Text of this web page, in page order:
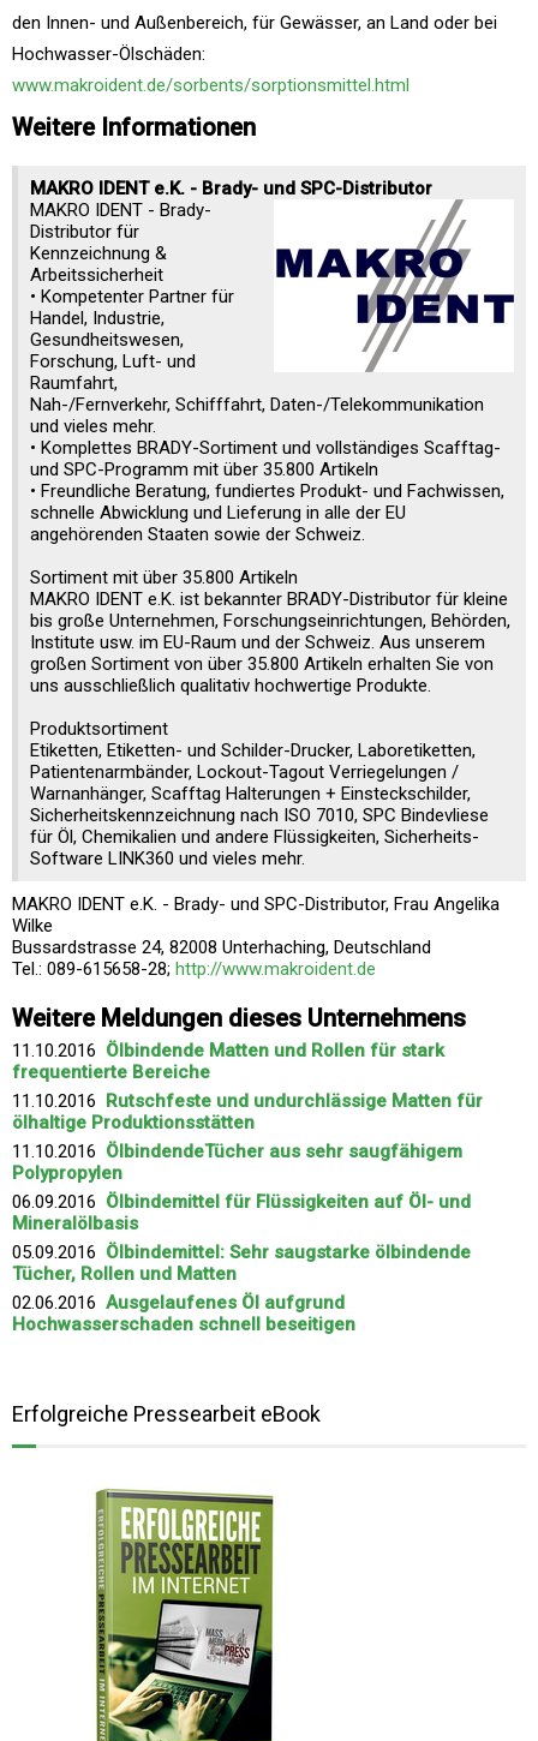
den Innen- und Außenbereich, für Gewässer, an Land oder bei
Hochwasser-Ölschäden:
www.makroident.de/sorbents/sorptionsmittel.html
Weitere Informationen
MAKRO IDENT e.K. - Brady- und SPC-Distributor
MAKRO IDENT - Brady-
Distributor für
Kennzeichnung &
Arbeitssicherheit
• Kompetenter Partner für
Handel, Industrie,
Gesundheitswesen,
Forschung, Luft- und
Raumfahrt,
Nah-/Fernverkehr, Schifffahrt, Daten-/Telekommunikation
und vieles mehr.
• Komplettes BRADY-Sortiment und vollständiges Scafftag-
und SPC-Programm mit über 35.800 Artikeln
• Freundliche Beratung, fundiertes Produkt- und Fachwissen,
schnelle Abwicklung und Lieferung in alle der EU
angehörenden Staaten sowie der Schweiz.
Sortiment mit über 35.800 Artikeln
MAKRO IDENT e.K. ist bekannter BRADY-Distributor für kleine
bis große Unternehmen, Forschungseinrichtungen, Behörden,
Institute usw. im EU-Raum und der Schweiz. Aus unserem
großen Sortiment von über 35.800 Artikeln erhalten Sie von
uns ausschließlich qualitativ hochwertige Produkte.
Produktsortiment
Etiketten, Etiketten- und Schilder-Drucker, Laboretiketten,
Patientenarmbänder, Lockout-Tagout Verriegelungen /
Warnanhänger, Scafftag Halterungen + Einsteckschilder,
Sicherheitskennzeichnung nach ISO 7010, SPC Bindevliese
für Öl, Chemikalien und andere Flüssigkeiten, Sicherheits-
Software LINK360 und vieles mehr.
MAKRO IDENT e.K. - Brady- und SPC-Distributor, Frau Angelika
Wilke
Bussardstrasse 24, 82008 Unterhaching, Deutschland
Tel.: 089-615658-28; http://www.makroident.de
Weitere Meldungen dieses Unternehmens
11.10.2016 Ölbindende Matten und Rollen für stark
frequentierte Bereiche
11.10.2016 Rutschfeste und undurchlässige Matten für
ölhaltige Produktionsstätten
11.10.2016 ÖlbindendeTücher aus sehr saugfähigem
Polypropylen
06.09.2016 Ölbindemittel für Flüssigkeiten auf Öl- und
Mineralölbasis
05.09.2016 Ölbindemittel: Sehr saugstarke ölbindende
Tücher, Rollen und Matten
02.06.2016 Ausgelaufenes Öl aufgrund
Hochwasserschaden schnell beseitigen
Erfolgreiche Pressearbeit eBook